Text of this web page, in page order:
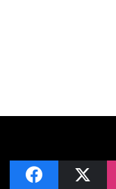
facebook